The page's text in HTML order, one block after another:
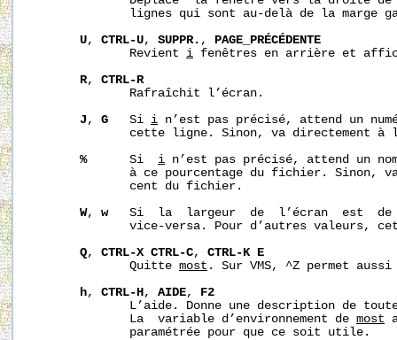
lignes qui sont au-delà de la marge
U, CTRL-U, SUPPR. , PAGE_PRÉCÉDENTE
              Revient
i fenêtres en arrière et
R, CTRL-R
              Rafraîchit l’écran.
J , G
   Si
i n’est pas précisé, attend un
cette ligne. Sinon, va directement à
%
      Si
i n’est pas précisé, attend un
à ce pourcentage du fichier. Sinon,
              cent du fichier.
W, w
Si  la  largeur  de  l’écran  est
vice-versa. Pour d’autres valeurs,
Q, CTRL-X CTRL-C, CTRL-K E
              Quitte
most . Sur VMS, ^Z permet
h, CTRL-H, AIDE, F2
L’aide. Donne une description de
              La  variable d’environnement de
most
              paramétrée pour que ce soit utile.